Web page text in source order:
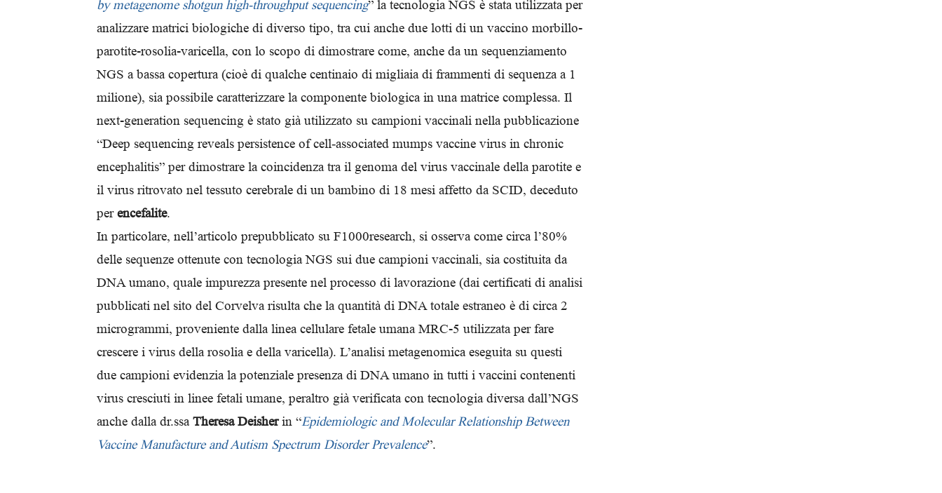
by metagenome shotgun high-throughput sequencing” la tecnologia NGS è stata utilizzata per
analizzare matrici biologiche di diverso tipo, tra cui anche due lotti di un vaccino morbillo-
parotite-rosolia-varicella, con lo scopo di dimostrare come, anche da un sequenziamento
NGS a bassa copertura (cioè di qualche centinaio di migliaia di frammenti di sequenza a 1
milione), sia possibile caratterizzare la componente biologica in una matrice complessa. Il
next-generation sequencing è stato già utilizzato su campioni vaccinali nella pubblicazione
“Deep sequencing reveals persistence of cell‑associated mumps vaccine virus in chronic
encephalitis” per dimostrare la coincidenza tra il genoma del virus vaccinale della parotite e
il virus ritrovato nel tessuto cerebrale di un bambino di 18 mesi affetto da SCID, deceduto
perencefalite.
In particolare, nell’articolo prepubblicato su F1000research, si osserva come circa l’80%
delle sequenze ottenute con tecnologia NGS sui due campioni vaccinali, sia costituita da
DNA umano, quale impurezza presente nel processo di lavorazione (dai certificati di analisi
pubblicati nel sito del Corvelva risulta che la quantità di DNA totale estraneo è di circa 2
microgrammi, proveniente dalla linea cellulare fetale umana MRC-5 utilizzata per fare
crescere i virus della rosolia e della varicella). L’analisi metagenomica eseguita su questi
due campioni evidenzia la potenziale presenza di DNA umano in tutti i vaccini contenenti
virus cresciuti in linee fetali umane, peraltro già verificata con tecnologia diversa dall’NGS
anche dalla dr.ssaTheresa Deisherin “Epidemiologic and Molecular Relationship Between
Vaccine Manufacture and Autism Spectrum Disorder Prevalence”.